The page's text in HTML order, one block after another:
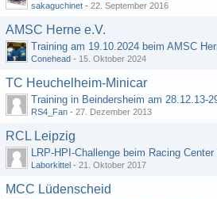
sakaguchinet - 22. September 2016
AMSC Herne e.V.
Training am 19.10.2024 beim AMSC
Conehead - 15. Oktober 2024
TC Heuchelheim-Minicar
Training in Beindersheim am 28.12.13-
RS4_Fan - 27. Dezember 2013
RCL Leipzig
LRP-HPI-Challenge beim Racing
Laborkittel - 21. Oktober 2017
MCC Lüdenscheid